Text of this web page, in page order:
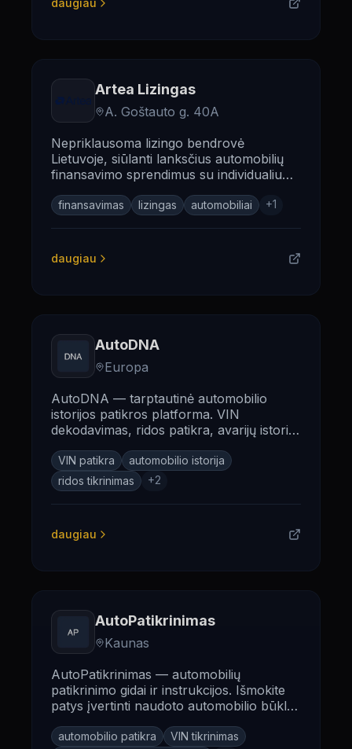
daugiau
Artea Lizingas
A. Goštauto g. 40A
Nepriklausoma lizingo bendrovė
Lietuvoje, siūlanti lanksčius automobilių
finansavimo sprendimus su individualiu
finansavimas lizingas automobiliai +1
daugiau
AutoDNA
Europa
AutoDNA — tarptautinė automobilio
istorijos patikros platforma. VIN
dekodavimas, ridos patikra, avarijų istorija
VIN patikra
automobilio istorija
ridos tikrinimas
+2
daugiau
AutoPatikrinimas
Kaunas
AutoPatikrinimas — automobilių
patikrinimo gidai ir instrukcijos. Išmokite
patys įvertinti naudoto automobilio būklę
automobilio patikra
VIN tikrinimas